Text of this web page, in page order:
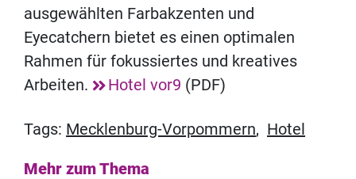
ausgewählten Farbakzenten und
Eyecatchern bietet es einen optimalen
Rahmen für fokussiertes und kreatives
Arbeiten.
Hotel vor9 (PDF)
Tags: Mecklenburg-Vorpommern, Hotel
Mehr zum Thema